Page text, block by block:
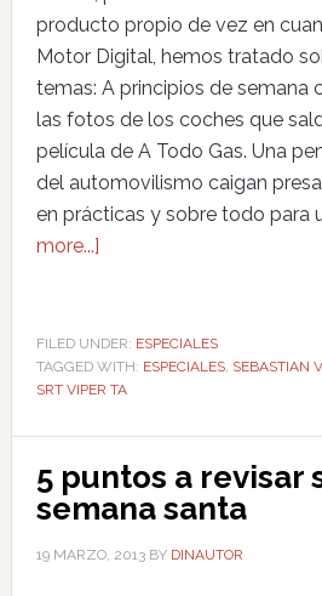
producto propio de vez en
Motor Digital, hemos tratado
temas: A principios de semana
las fotos de los coches que
película de A Todo Gas. Una
del automovilismo caigan
en prácticas y sobre todo para
more...]
FILED UNDER: ESPECIALES
TAGGED WITH: ESPECIALES, SEBASTIAN
SRT VIPER TA
5 puntos a revisar
semana santa
19 MARZO, 2013BY DINAUTOR